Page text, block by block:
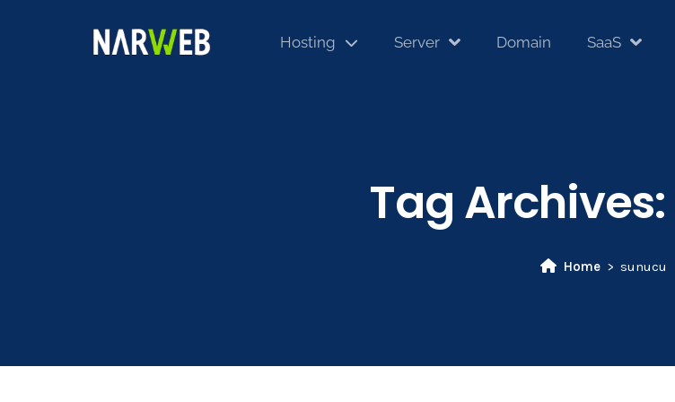
Hosting Server Domain SaaS
Tag Archives:
Home sunucu